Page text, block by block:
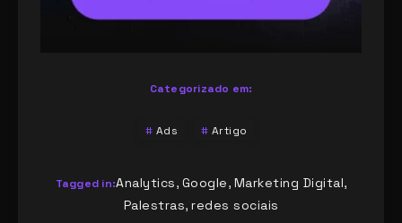
Categorizado em:
Ads Artigo
Tagged in:Analytics, Google, Marketing Digital,
Palestras, redes sociais